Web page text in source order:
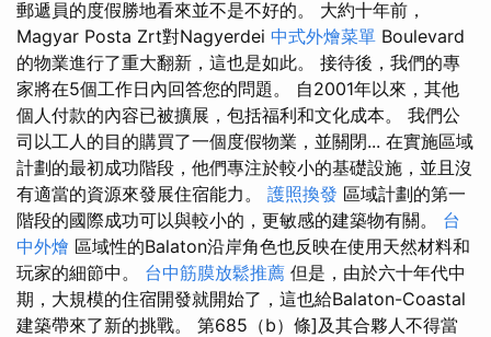
郵遞員的度假勝地看來並不是不好的。 大約十年前，
Magyar Posta Zrt對Nagyerdei 中式外燴菜單 Boulevard
的物業進行了重大翻新，這也是如此。 接待後，我們的專
家將在5個工作日內回答您的問題。 自2001年以來，其他
個人付款的內容已被擴展，包括福利和文化成本。 我們公
司以工人的目的購買了一個度假物業，並關閉... 在實施區域
計劃的最初成功階段，他們專注於較小的基礎設施，並且沒
有適當的資源來發展住宿能力。 護照換發 區域計劃的第一
階段的國際成功可以與較小的，更敏感的建築物有關。 台
中外燴 區域性的Balaton沿岸角色也反映在使用天然材料和
玩家的細節中。 台中筋膜放鬆推薦 但是，由於六十年代中
期，大規模的住宿開發就開始了，這也給Balaton-Coastal
建築帶來了新的挑戰。 第685（b）條]及其合夥人不得當